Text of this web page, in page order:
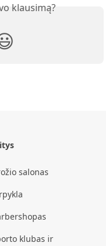
klausimą?
salonas
klubas ir